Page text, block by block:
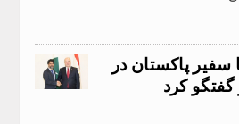
سفیر پاکستان در
گفتگو کرد